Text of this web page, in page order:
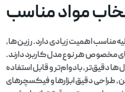
مواد مناسب
مناسب اهمیت زیادی دارد. رزین‌ها،
هر نوع مدل کاربرد دارند.
دقیق‌تر، بادوام‌تر و قابل استفاده
طراحی دقیق ابزارها و فیکسچرهای